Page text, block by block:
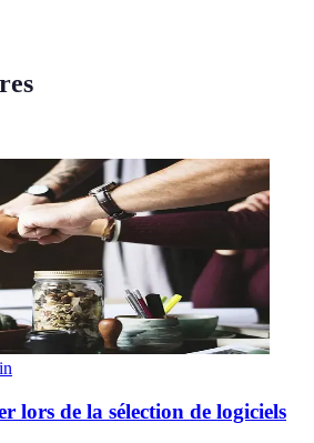
lors de la sélection de logiciels